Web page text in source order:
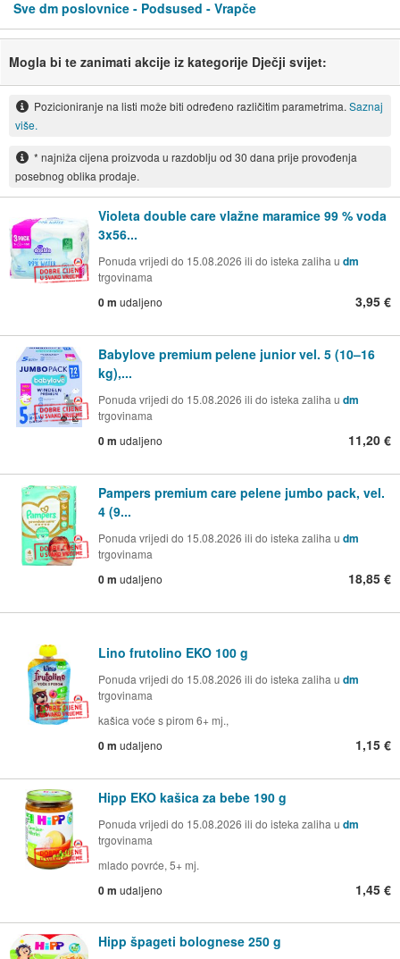
Sve dm poslovnice - Podsused - Vrapče
Mogla bi te zanimati akcije iz kategorije Dječji svijet:
Pozicioniranje na listi može biti određeno različitim parametrima. Saznaj
više.
* najniža cijena proizvoda u razdoblju od 30 dana prije provođenja
posebnog oblika prodaje.
Violeta double care vlažne maramice 99 % voda
3x56...
Ponuda vrijedi do 15.08.2026 ili do isteka zaliha u dm
trgovinama
0 m udaljeno 3,95 €
Babylove premium pelene junior vel. 5 (10–16
kg),...
Ponuda vrijedi do 15.08.2026 ili do isteka zaliha u dm
trgovinama
0 m udaljeno 11,20 €
Pampers premium care pelene jumbo pack, vel.
4 (9...
Ponuda vrijedi do 15.08.2026 ili do isteka zaliha u dm
trgovinama
0 m udaljeno 18,85 €
Lino frutolino EKO 100 g
Ponuda vrijedi do 15.08.2026 ili do isteka zaliha u dm
trgovinama
kašica voće s pirom 6+ mj.,
0 m udaljeno 1,15 €
Hipp EKO kašica za bebe 190 g
Ponuda vrijedi do 15.08.2026 ili do isteka zaliha u dm
trgovinama
mlado povrće, 5+ mj.
0 m udaljeno 1,45 €
Hipp špageti bolognese 250 g